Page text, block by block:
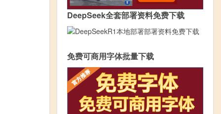
DeepSeek全套部署资料免费下载
免费可商用字体批量下载